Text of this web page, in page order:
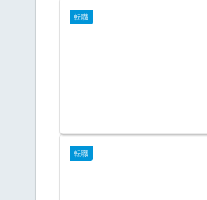
転職
転職